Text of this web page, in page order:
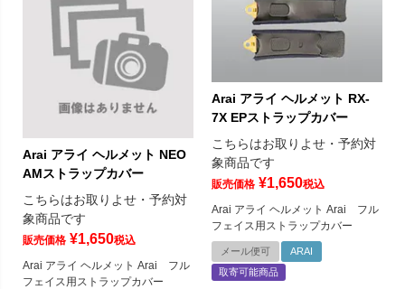
Arai アライ ヘルメット NEO
AMストラップカバー
こちらはお取りよせ・予約対
象商品です
販売価格 ¥1,650税込
Arai アライ ヘルメット Arai フル
フェイス用ストラップカバー
Arai アライ ヘルメット RX-
7X EPストラップカバー
こちらはお取りよせ・予約対
象商品です
販売価格 ¥1,650税込
Arai アライ ヘルメット Arai フル
フェイス用ストラップカバー
メール便可
ARAI
取寄可能商品